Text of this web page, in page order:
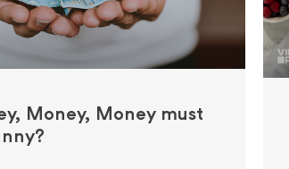
Money, Money must